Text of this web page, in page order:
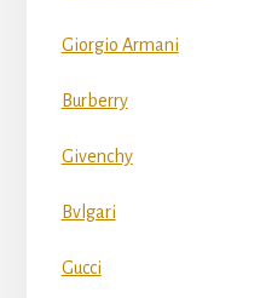
Giorgio Armani
Burberry
Givenchy
Bvlgari
Gucci